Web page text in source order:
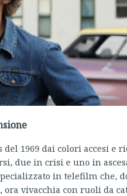
1969 dai colori accesi e
due in crisi e uno in
in telefilm che,
vivacchia con ruoli da